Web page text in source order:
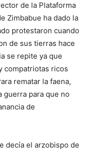
de la Plataforma
Zimbabue ha dado la
protestaron cuando
de sus tierras hace
se repite ya que
compatriotas ricos
rematar la faena,
guerra para que no
de
decía el arzobispo de